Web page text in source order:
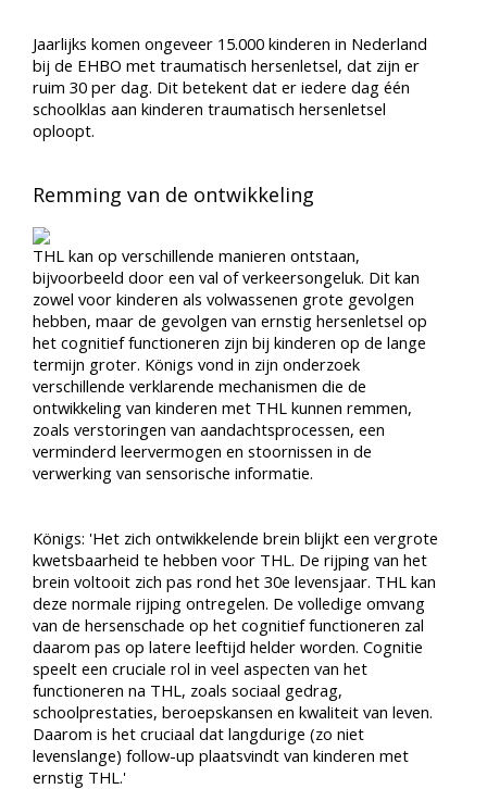
Jaarlijks komen ongeveer 15.000 kinderen in Nederland
bij de EHBO met traumatisch hersenletsel, dat zijn er
ruim 30 per dag. Dit betekent dat er iedere dag één
schoolklas aan kinderen traumatisch hersenletsel
oploopt.
Remming van de ontwikkeling
THL kan op verschillende manieren ontstaan,
bijvoorbeeld door een val of verkeersongeluk. Dit kan
zowel voor kinderen als volwassenen grote gevolgen
hebben, maar de gevolgen van ernstig hersenletsel op
het cognitief functioneren zijn bij kinderen op de lange
termijn groter. Königs vond in zijn onderzoek
verschillende verklarende mechanismen die de
ontwikkeling van kinderen met THL kunnen remmen,
zoals verstoringen van aandachtsprocessen, een
verminderd leervermogen en stoornissen in de
verwerking van sensorische informatie.
Königs: 'Het zich ontwikkelende brein blijkt een vergrote
kwetsbaarheid te hebben voor THL. De rijping van het
brein voltooit zich pas rond het 30e levensjaar. THL kan
deze normale rijping ontregelen. De volledige omvang
van de hersenschade op het cognitief functioneren zal
daarom pas op latere leeftijd helder worden. Cognitie
speelt een cruciale rol in veel aspecten van het
functioneren na THL, zoals sociaal gedrag,
schoolprestaties, beroepskansen en kwaliteit van leven.
Daarom is het cruciaal dat langdurige (zo niet
levenslange) follow-up plaatsvindt van kinderen met
ernstig THL.'